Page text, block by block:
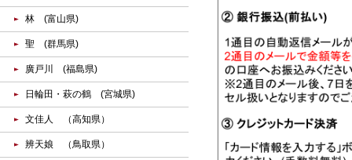
林 (富山県)
聖 (群馬県)
廣戸川 (福島県)
日輪田・萩の鶴 (宮城県)
文佳人 （高知県）
辨天娘 （鳥取県）